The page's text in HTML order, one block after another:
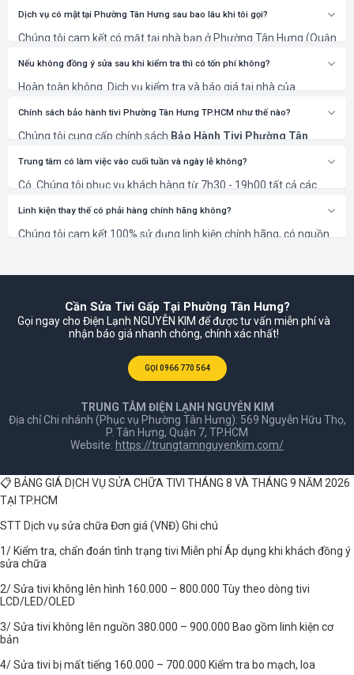
Dịch vụ có mặt tại Phường Tân Hưng sau bao lâu khi tôi gọi?
Chúng tôi cam kết có mặt tại nhà bạn ở Phường Tân Hưng (Quận
Nếu không đồng ý sửa sau khi kiểm tra thì có tốn phí không?
Hoàn toàn không. Dịch vụ kiểm tra và báo giá tại nhà của
phương án và chi phí sửa chữa.
Chính sách bảo hành tivi Phường Tân Hưng TP.HCM như thế nào?
Chúng tôi cung cấp chính sách Bảo Hành Tivi Phường Tân
mục sửa chữa và linh kiện thay thế. Thời gian cụ thể sẽ được ghi
Trung tâm có làm việc vào cuối tuần và ngày lễ không?
Có. Chúng tôi phục vụ khách hàng từ 7h30 - 19h00 tất cả các
đáp ứng nhu cầu cấp thiết của bạn.
Linh kiện thay thế có phải hàng chính hãng không?
Chúng tôi cam kết 100% sử dụng linh kiện chính hãng, có nguồn
Cần Sửa Tivi Gấp Tại Phường Tân Hưng?
Gọi ngay cho Điện Lạnh NGUYỄN KIM để được tư vấn miễn phí và
nhận báo giá nhanh chóng, chính xác nhất!
GỌI 0966 770 564
TRUNG TÂM ĐIỆN LẠNH NGUYỄN KIM
Địa chỉ Chi nhánh (Phục vụ Phường Tân Hưng): 569 Nguyễn Hữu Thọ,
P. Tân Hưng, Quận 7, TP.HCM
Website: https://trungtamnguyenkim.com/
📋 BẢNG GIÁ DỊCH VỤ SỬA CHỮA TIVI THÁNG 8 VÀ THÁNG 9 NĂM 2026
TẠI TP.HCM
STT Dịch vụ sửa chữa Đơn giá (VNĐ) Ghi chú
1/ Kiểm tra, chẩn đoán tình trạng tivi Miễn phí Áp dụng khi khách đồng ý
sửa chữa
2/ Sửa tivi không lên hình 160.000 – 800.000 Tùy theo dòng tivi
LCD/LED/OLED
3/ Sửa tivi không lên nguồn 380.000 – 900.000 Bao gồm linh kiện cơ
bản
4/ Sửa tivi bị mất tiếng 160.000 – 700.000 Kiểm tra bo mạch, loa